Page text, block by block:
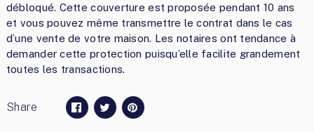
débloqué. Cette couverture est proposée pendant 10 ans
et vous pouvez même transmettre le contrat dans le cas
d’une vente de votre maison. Les notaires ont tendance à
demander cette protection puisqu’elle facilite grandement
toutes les transactions.
Share